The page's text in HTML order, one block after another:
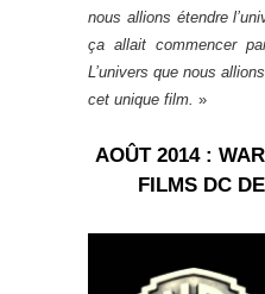
nous allions étendre
ça allait commencer
L’univers que nous
cet unique film. »
AOÛT 2014 :
FILMS DC